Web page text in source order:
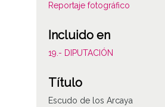
Reportaje fotográfico
Incluido en
19.- DIPUTACIÓN
Título
Escudo de los Arcaya